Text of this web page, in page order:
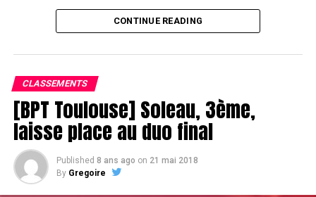
Le champagne va réchauffer si les deux finalistes ne se décident pas !
CONTINUE READING
CLASSEMENTS
[BPT Toulouse] Soleau, 3ème,
laisse place au duo final
Published 8 ans ago on 21 mai 2018
By Gregoire